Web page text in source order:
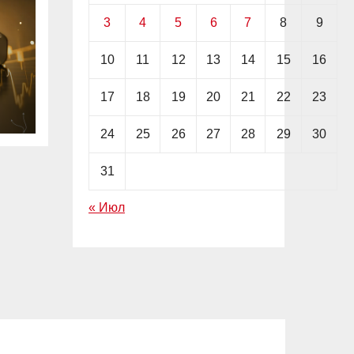
3 4 5 6 7 8 9
10 11 12 13 14 15 16
17 18 19 20 21 22 23
24 25 26 27 28 29 30
31
« Июл